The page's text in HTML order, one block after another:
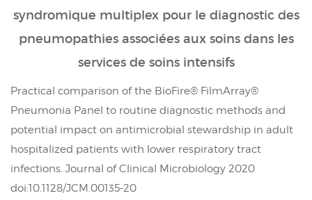
syndromique multiplex pour le diagnostic des
pneumopathies associées aux soins dans les
services de soins intensifs
Practical comparison of the BioFire® FilmArray®
Pneumonia Panel to routine diagnostic methods and
potential impact on antimicrobial stewardship in adult
hospitalized patients with lower respiratory tract
infections. Journal of Clinical Microbiology 2020
doi:10.1128/JCM.00135-20